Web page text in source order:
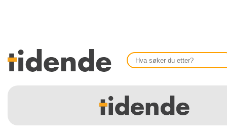
Tidligere utgaver
KONTAKT
OM OSS